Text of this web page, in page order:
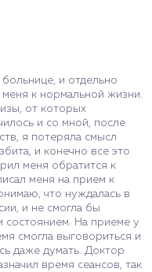
и отдельно
к нормальной жизни.
от которых
и со мной, после
я потеряла смысл
и конечно все это
меня обратится к
меня на прием к
что нуждалась в
и не смогла бы
состоянием. На приеме у
смогла выговориться и
даже думать. Доктор
время сеансов, так